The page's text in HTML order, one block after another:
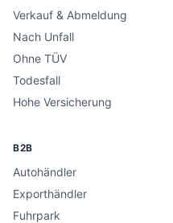
Verkauf & Abmeldung
Nach Unfall
Ohne TÜV
Todesfall
Hohe Versicherung
B2B
Autohändler
Exporthändler
Fuhrpark